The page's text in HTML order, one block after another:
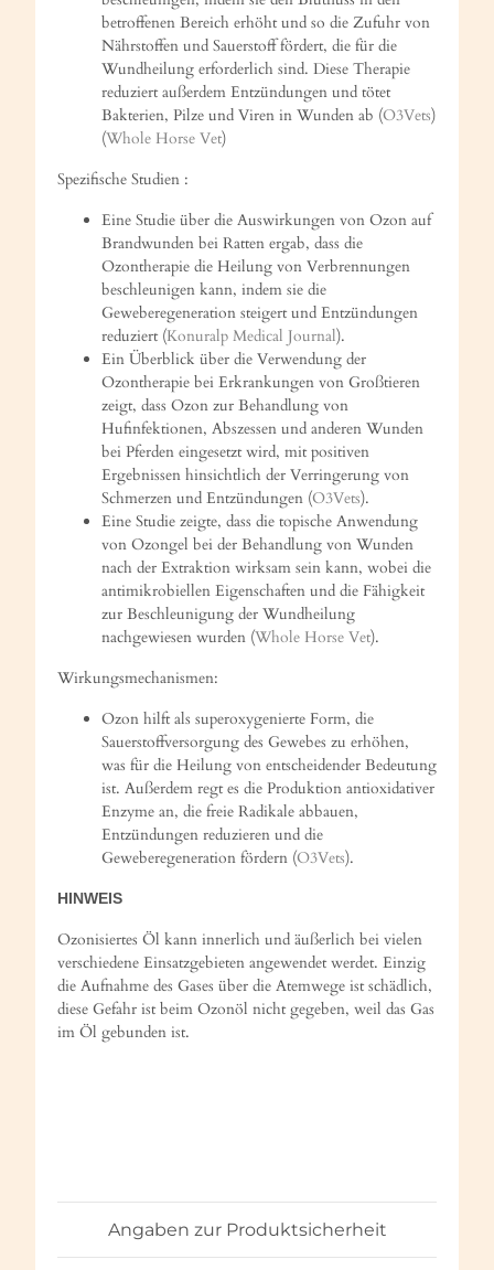
betroffenen Bereich erhöht und so die Zufuhr von
Nährstoffen und Sauerstoff fördert, die für die
Wundheilung erforderlich sind. Diese Therapie
reduziert außerdem Entzündungen und tötet
Bakterien, Pilze und Viren in Wunden ab (O3Vets)
(Whole Horse Vet)
Spezifische Studien :
Eine Studie über die Auswirkungen von Ozon auf
Brandwunden bei Ratten ergab, dass die
Ozontherapie die Heilung von Verbrennungen
beschleunigen kann, indem sie die
Geweberegeneration steigert und Entzündungen
reduziert (Konuralp Medical Journal).
Ein Überblick über die Verwendung der
Ozontherapie bei Erkrankungen von Großtieren
zeigt, dass Ozon zur Behandlung von
Hufinfektionen, Abszessen und anderen Wunden
bei Pferden eingesetzt wird, mit positiven
Ergebnissen hinsichtlich der Verringerung von
Schmerzen und Entzündungen (O3Vets).
Eine Studie zeigte, dass die topische Anwendung
von Ozongel bei der Behandlung von Wunden
nach der Extraktion wirksam sein kann, wobei die
antimikrobiellen Eigenschaften und die Fähigkeit
zur Beschleunigung der Wundheilung
nachgewiesen wurden (Whole Horse Vet).
Wirkungsmechanismen:
Ozon hilft als superoxygenierte Form, die
Sauerstoffversorgung des Gewebes zu erhöhen,
was für die Heilung von entscheidender Bedeutung
ist. Außerdem regt es die Produktion antioxidativer
Enzyme an, die freie Radikale abbauen,
Entzündungen reduzieren und die
Geweberegeneration fördern (O3Vets).
HINWEIS
Ozonisiertes Öl kann innerlich und äußerlich bei vielen
verschiedene Einsatzgebieten angewendet werdet. Einzig
die Aufnahme des Gases über die Atemwege ist schädlich,
diese Gefahr ist beim Ozonöl nicht gegeben, weil das Gas
im Öl gebunden ist.
Angaben zur Produktsicherheit